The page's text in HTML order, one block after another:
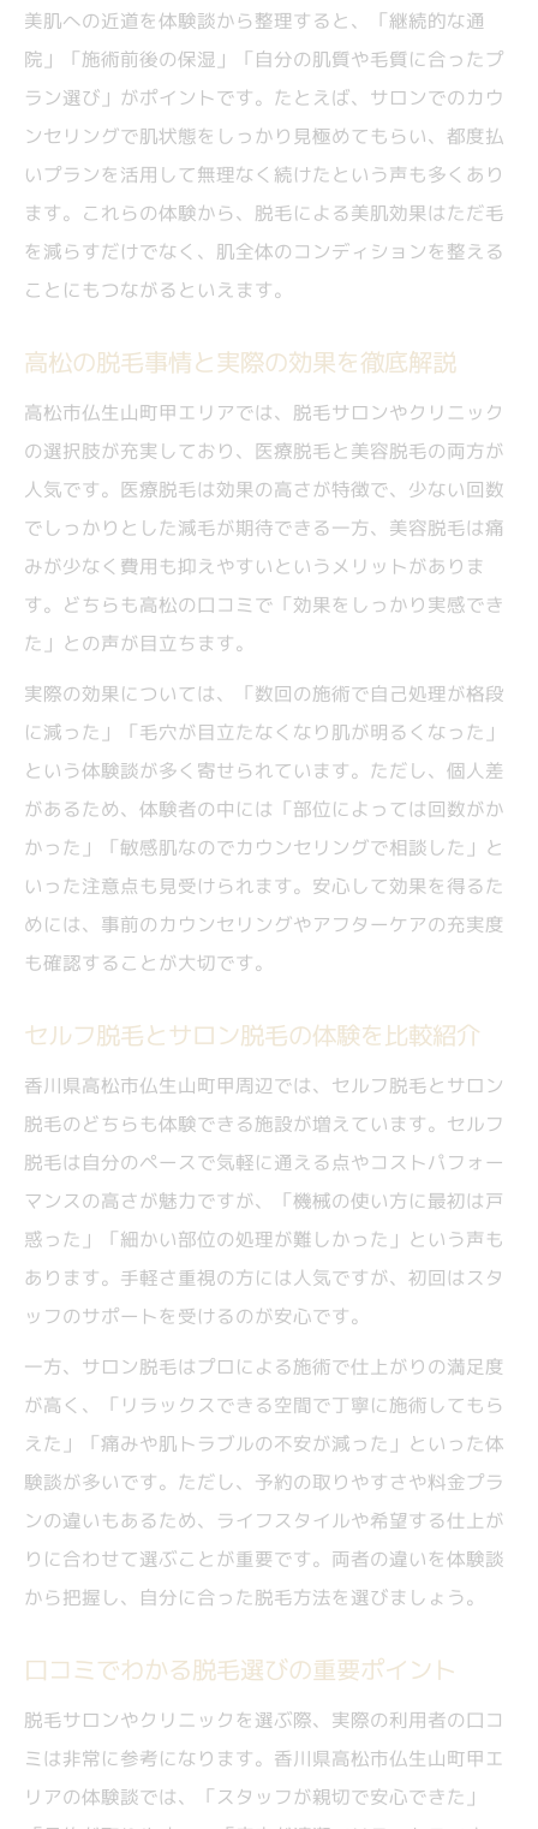
セルフ脱毛と専門サロンの施術体験の違い
うなじ脱毛の施術手順と注意ポイントを紹
介
体験談で語られる脱毛当日の流れと感想
敏感肌の方も安心な脱毛選びのコツを紹介
高松で人気の敏感肌向け脱毛体験談まとめ
うなじ脱毛時の痛みやトラブル対策を解説
口コミで評判の優しい脱毛施術ポイント
脱毛後の美肌ケアと痛みの少なさとは
脱毛後の美肌を保つケア方法を体験談から
紹介
高松脱毛で痛みが少なかった理由を解説
口コミで評判の痛み軽減法を徹底リサーチ
口コミで人気の脱毛サロン選び体験談
高松で評判の脱毛施術ポイントを解説
セルフ脱毛の体験談と注意点をまとめまし
た
うなじ脱毛で口コミ評価が高い理由を分析
美肌への近道を体験談から整理すると、「継続的な通
院」「施術前後の保湿」「自分の肌質や毛質に合ったプ
ラン選び」がポイントです。たとえば、サロンでのカウ
ンセリングで肌状態をしっかり見極めてもらい、都度払
いプランを活用して無理なく続けたという声も多くあり
ます。これらの体験から、脱毛による美肌効果はただ毛
を減らすだけでなく、肌全体のコンディションを整える
ことにもつながるといえます。
高松の脱毛事情と実際の効果を徹底解説
高松市仏生山町甲エリアでは、脱毛サロンやクリニック
の選択肢が充実しており、医療脱毛と美容脱毛の両方が
人気です。医療脱毛は効果の高さが特徴で、少ない回数
でしっかりとした減毛が期待できる一方、美容脱毛は痛
みが少なく費用も抑えやすいというメリットがありま
す。どちらも高松の口コミで「効果をしっかり実感でき
た」との声が目立ちます。
実際の効果については、「数回の施術で自己処理が格段
に減った」「毛穴が目立たなくなり肌が明るくなった」
という体験談が多く寄せられています。ただし、個人差
があるため、体験者の中には「部位によっては回数がか
かった」「敏感肌なのでカウンセリングで相談した」と
いった注意点も見受けられます。安心して効果を得るた
めには、事前のカウンセリングやアフターケアの充実度
も確認することが大切です。
セルフ脱毛とサロン脱毛の体験を比較紹介
香川県高松市仏生山町甲周辺では、セルフ脱毛とサロン
脱毛のどちらも体験できる施設が増えています。セルフ
脱毛は自分のペースで気軽に通える点やコストパフォー
マンスの高さが魅力ですが、「機械の使い方に最初は戸
惑った」「細かい部位の処理が難しかった」という声も
あります。手軽さ重視の方には人気ですが、初回はスタ
ッフのサポートを受けるのが安心です。
一方、サロン脱毛はプロによる施術で仕上がりの満足度
が高く、「リラックスできる空間で丁寧に施術してもら
えた」「痛みや肌トラブルの不安が減った」といった体
験談が多いです。ただし、予約の取りやすさや料金プラ
ンの違いもあるため、ライフスタイルや希望する仕上が
りに合わせて選ぶことが重要です。両者の違いを体験談
から把握し、自分に合った脱毛方法を選びましょう。
口コミでわかる脱毛選びの重要ポイント
脱毛サロンやクリニックを選ぶ際、実際の利用者の口コ
ミは非常に参考になります。香川県高松市仏生山町甲エ
リアの体験談では、「スタッフが親切で安心できた」